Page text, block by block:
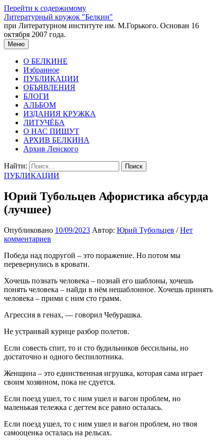
Перейти к содержимому
Литературный кружок "Белкин"
при Литературном институте им. М.Горького. Основан 16
октября 2007 года.
Меню
О БЕЛКИНЕ
Избранное
ПУБЛИКАЦИИ
ОБЪЯВЛЕНИЯ
БЛОГИ
АЛЬБОМ
ИЗДАНИЯ КРУЖКА
ЛИТУЧЁБА
О НАС ПИШУТ
АРХИВ БЕЛКИНА
Архив Ленского
Найти:
ПУБЛИКАЦИИ
Юрий Тубольцев Афористика абсурда
(лучшее)
Опубликовано 10/09/2023 Автор: Юрий Тубольцев /Нет
комментариев
Победа над подругой – это поражение. Но потом мы
перевернулись в кровати.
Хочешь познать человека – познай его шаблоны, хочешь
понять человека – найди в нём нешаблонное. Хочешь принять
человека – прими с ним сто грамм.
Агрессия в генах, — говорил Чебурашка.
Не устраивай курице разбор полетов.
Если совесть спит, то и сто будильников бессильны, но
достаточно и одного беспилотника.
Женщина – это единственная игрушка, которая сама играет
своим хозяином, пока не сдуется.
Если поезд ушел, то с ним ушел и вагон проблем, но
маленькая тележка с дегтем все равно осталась.
Если поезд ушел, то с ним ушел и вагон проблем, но твоя
самооценка осталась на рельсах.